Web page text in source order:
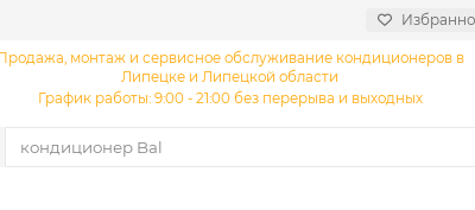
Продажа, монтаж и сервисное обслуживание кондиционеров в
Липецке и Липецкой области
График работы: 9:00 - 21:00 без перерыва и выходных